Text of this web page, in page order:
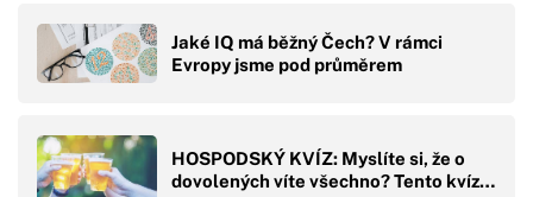
Jaké IQ má běžný Čech? V rámci
Evropy jsme pod průměrem
HOSPODSKÝ KVÍZ: Myslíte si, že o
dovolených víte všechno? Tento kvíz…